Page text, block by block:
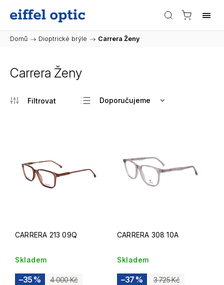
Domů / Dioptrické brýle / Carrera Ženy
Carrera Ženy
Doporučujeme
Abecedně
CARRERA 213 09Q
Skladem
4 000 Kč
–35 %
CARRERA 308 10A
Skladem
3 725 Kč
–37 %